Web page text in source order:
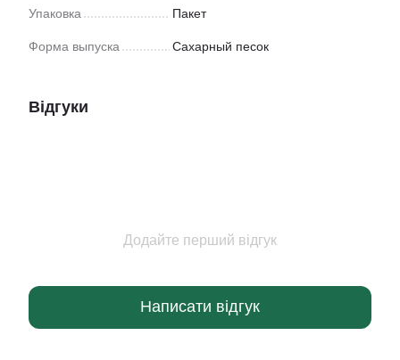
Упаковка Пакет
Форма выпуска Сахарный песок
Відгуки
Додайте перший відгук
Написати відгук